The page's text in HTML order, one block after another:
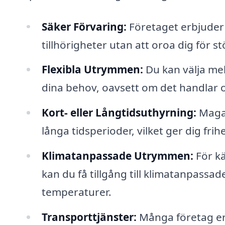
Säker Förvaring: Företaget
tillhörigheter utan att oroa dig för
Flexibla Utrymmen: Du kan välja
dina behov, oavsett om det
Kort- eller Långtidsuthyrning:
långa tidsperioder, vilket ger dig
Klimatanpassade Utrymmen: För
kan du få tillgång till
temperaturer.
Transporttjänster: Många företag